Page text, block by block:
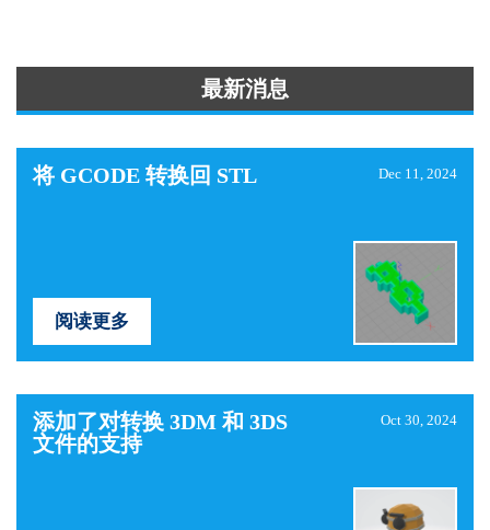
最新消息
将 GCODE 转换回 STL Dec 11, 2024
阅读更多
添加了对转换 3DM 和 3DS
文件的支持
Oct 30, 2024